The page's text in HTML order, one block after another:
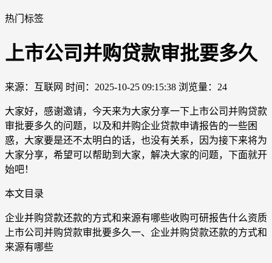
热门标签
上市公司并购贷款审批要多久
来源：互联网 时间：2025-10-25 09:15:38 浏览量：24
大家好，感谢邀请，今天来为大家分享一下上市公司并购贷款
审批要多久的问题，以及和并购企业贷款申请报告的一些困
惑，大家要是还不太明白的话，也没有关系，因为接下来将为
大家分享，希望可以帮助到大家，解决大家的问题，下面就开
始吧！
本文目录
企业并购贷款还款的方式和来源有哪些收购可研报告什么资质
上市公司并购贷款审批要多久一、企业并购贷款还款的方式和
来源有哪些